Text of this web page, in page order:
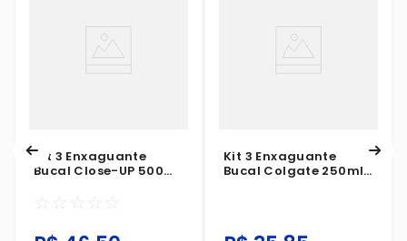
Kit 3 Enxaguante
Bucal Close-UP 500ml
Ice
☆ ☆ ☆ ☆ ☆
Kit 3 Enxaguante
Bucal Colgate 250ml